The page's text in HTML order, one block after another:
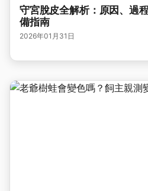
守宮脫皮全解析：原因、過
備指南
2026年01月31日